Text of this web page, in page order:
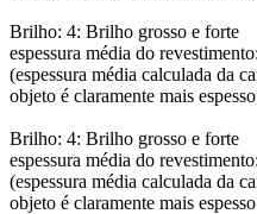
Brilho: 4: Brilho grosso e forte
espessura média do
(espessura média calculada da
objeto é claramente mais
Brilho: 4: Brilho grosso e forte
espessura média do
(espessura média calculada da
objeto é claramente mais